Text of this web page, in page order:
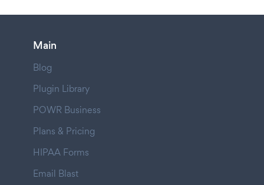
Main
Blog
Plugin Library
POWR Business
Plans & Pricing
HIPAA Forms
Email Blast